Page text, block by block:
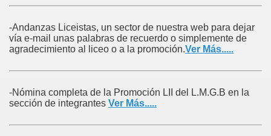
-Andanzas Liceistas, un sector de nuestra web para dejar
vía e-mail unas palabras de recuerdo o simplemente de
agradecimiento al liceo o a la promoción.Ver Más.....
-Nómina completa de la Promoción LII del L.M.G.B en la
sección de integrantes Ver Más.....